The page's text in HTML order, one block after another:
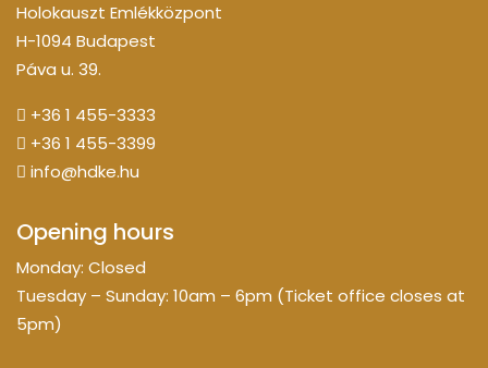
Holokauszt Emlékközpont
H-1094 Budapest
Páva u. 39.
+36 1 455-3333
+36 1 455-3399
info@hdke.hu
Opening hours
Monday: Closed
Tuesday – Sunday: 10am – 6pm (Ticket office closes at
5pm)